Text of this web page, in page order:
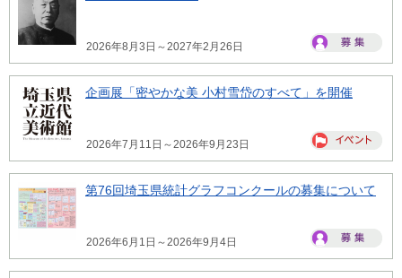
2026年8月3日～2027年2月26日
企画展「密やかな美 小村雪岱のすべて」を開催
2026年7月11日～2026年9月23日
第76回埼玉県統計グラフコンクールの募集について
2026年6月1日～2026年9月4日